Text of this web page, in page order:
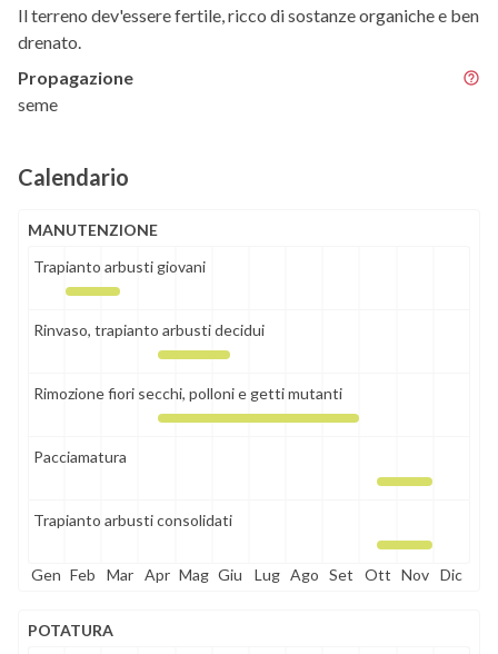
Il terreno dev'essere fertile, ricco di sostanze organiche e ben
drenato.
Propagazione
seme
Calendario
MANUTENZIONE
Trapianto arbusti giovani
Rinvaso, trapianto arbusti decidui
Rimozione fiori secchi, polloni e getti mutanti
Pacciamatura
Trapianto arbusti consolidati
Gen Feb Mar Apr Mag Giu Lug Ago Set Ott Nov Dic
POTATURA